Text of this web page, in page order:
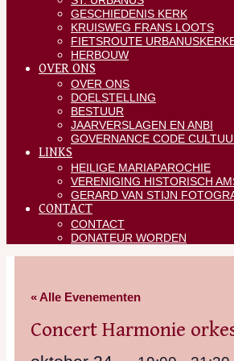
GESCHIEDENIS KERK
KRUISWEG FRANS LOOTS
FIETSROUTE
HERBOUW
OVER ONS
OVER ONS
DOELSTELLING
BESTUUR
JAARVERSLAGEN EN ANBI
GOVERNANCE CODE
LINKS
HEILIGE MARIAPAROCHIE
VERENIGING HISTORISCH
GERARD VAN STIJN
CONTACT
CONTACT
DONATEUR WORDEN
« Alle Evenementen
Concert Harmonie